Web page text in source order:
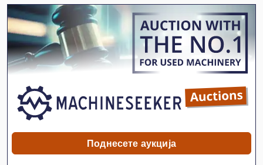
Sfw
Stavostroj Vp 200
Susemihl Gmbh Maschinenfabrik
Tur 560
Вклучување Господар Профит 2
Водич И Совети До Точење Од 500 Мм Вретено
Поднесете аукција